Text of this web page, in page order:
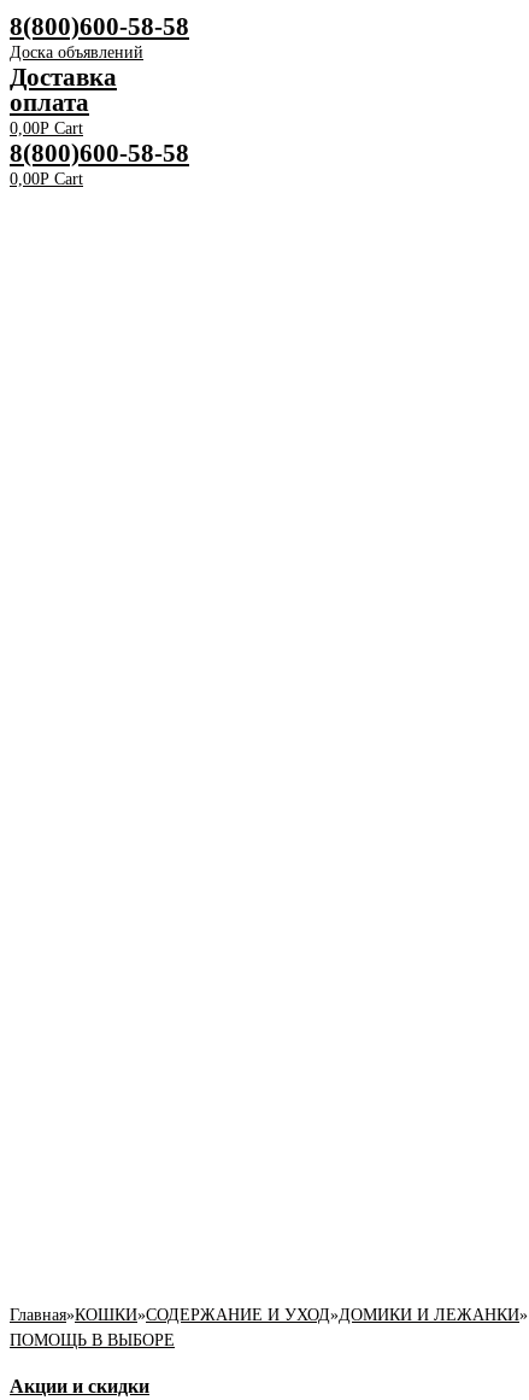
8(800)600-58-58
Доска объявлений
Доставка
оплата
0,00Р Cart
8(800)600-58-58
0,00Р Cart
Главная»КОШКИ»СОДЕРЖАНИЕ И УХОД»ДОМИКИ И ЛЕЖАНКИ»
ПОМОЩЬ В ВЫБОРЕ
Акции и скидки